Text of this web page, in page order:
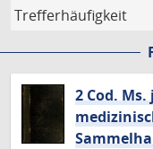
2 Cod.